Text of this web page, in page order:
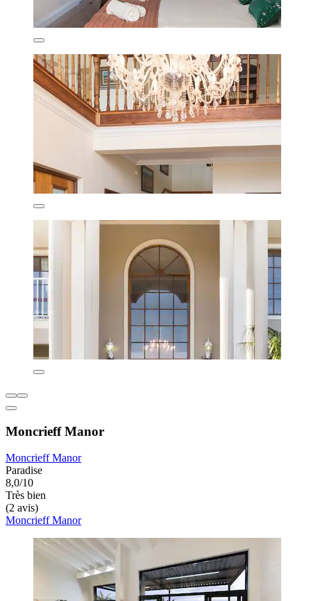
Moncrieff Manor
Moncrieff Manor
Paradise
8,0/10
Très bien
(2 avis)
Moncrieff Manor